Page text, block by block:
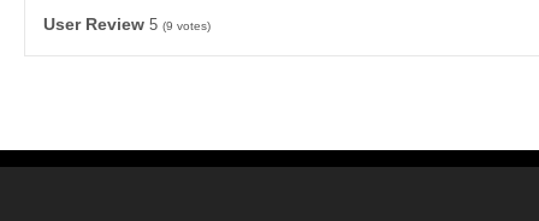
User Review 5 (9 votes)